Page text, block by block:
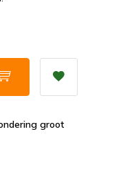
groot